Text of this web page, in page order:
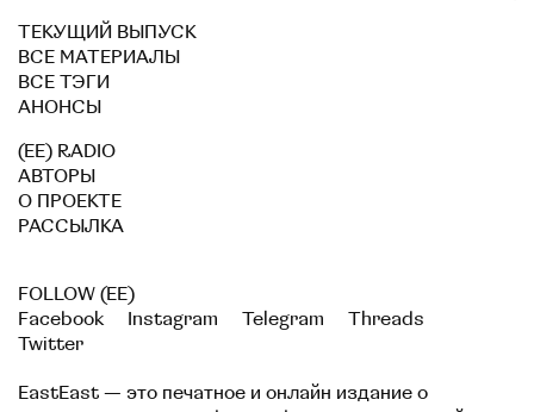
ТЕКУЩИЙ ВЫПУСК
ВСЕ МАТЕРИАЛЫ
ВСЕ ТЭГИ
АНОНСЫ
(EE) RADIO
АВТОРЫ
О ПРОЕКТЕ
РАССЫЛКА
FOLLOW (EE)
Facebook
Instagram Telegram
Threads
Twitter
EastEast — это печатное и онлайн издание о